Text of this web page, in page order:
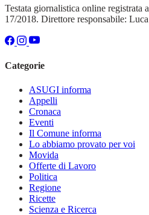
Testata giornalistica online registrata
17/2018. Direttore responsabile:
Categorie
ASUGI informa
Appelli
Cronaca
Eventi
Il Comune informa
Lo abbiamo provato per voi
Movida
Offerte di Lavoro
Politica
Regione
Ricette
Scienza e Ricerca